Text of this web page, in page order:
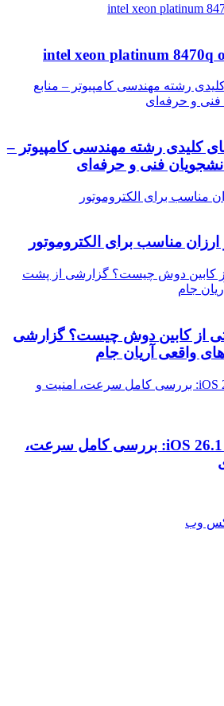
رشته مهندسی کامپیوتر – منابع
فنی و حرفه‌ای
کلیدی رشته مهندسی کامپیوتر –
فنی و حرفه‌ای
مناسب برای الکتروموتور
ارزان مناسب برای الکتروموتور
از کابین دوش چیست؟ گزارشی از پشت
جام
از کابین دوش چیست؟ گزارشی
واقعی آریان جام
مقایسه اندروید 16 و iOS 26.1: بررسی کامل سرعت، امنیت و
مقایسه اندروید 16 و iOS 26.1: بررسی کامل سرعت،
وب